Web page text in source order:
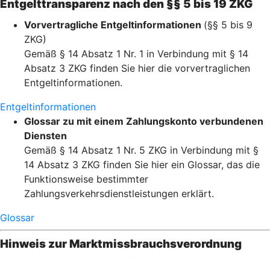
Entgelttransparenz nach den §§ 5 bis 19 ZKG
Vorvertragliche Entgeltinformationen (§§ 5 bis 9
ZKG)
Gemäß § 14 Absatz 1 Nr. 1 in Verbindung mit § 14
Absatz 3 ZKG finden Sie hier die vorvertraglichen
Entgeltinformationen.
Entgeltinformationen
Glossar zu mit einem Zahlungskonto verbundenen
Diensten
Gemäß § 14 Absatz 1 Nr. 5 ZKG in Verbindung mit §
14 Absatz 3 ZKG finden Sie hier ein Glossar, das die
Funktionsweise bestimmter
Zahlungsverkehrsdienstleistungen erklärt.
Glossar
Hinweis zur Marktmissbrauchsverordnung